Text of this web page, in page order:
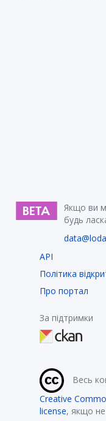
Якщо ви
будь
API
Політика
Про портал
За підтримки
Весь
Creative
license, якщо не